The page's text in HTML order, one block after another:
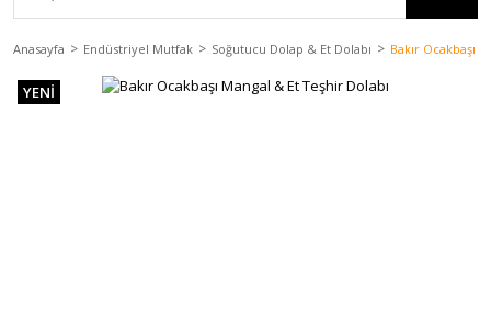
Anasayfa Endüstriyel Mutfak Soğutucu Dolap & Et Dolabı Bakır Ocakbaşı
YENİ